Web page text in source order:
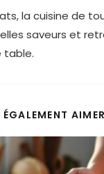
la cuisine de
saveurs et
table.
AIMER